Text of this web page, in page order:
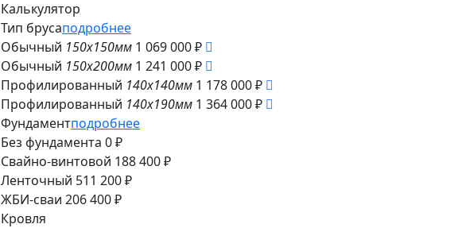
Калькулятор
Тип брусаподробнее
Обычный 150x150мм 1 069 000 ₽
Обычный 150x200мм 1 241 000 ₽
Профилированный 140x140мм 1 178 000 ₽
Профилированный 140x190мм 1 364 000 ₽
Фундаментподробнее
Без фундамента 0 ₽
Свайно-винтовой 188 400 ₽
Ленточный 511 200 ₽
ЖБИ-сваи 206 400 ₽
Кровля